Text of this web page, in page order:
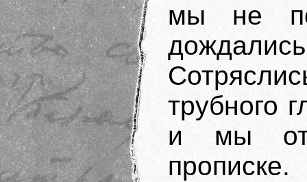
мы не
трубного
и мы
прописке.